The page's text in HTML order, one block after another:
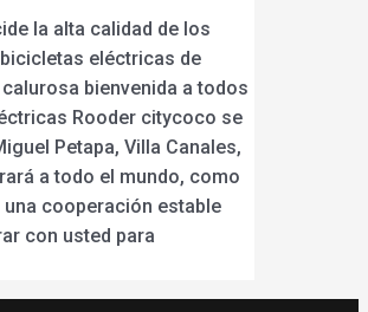
la alta calidad de los
bicicletas eléctricas de
bienvenida a todos
Rooder citycoco se
Petapa, Villa Canales,
a todo el mundo, como
una cooperación estable
con usted para